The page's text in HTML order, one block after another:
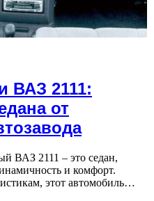
ВАЗ 2111:
от
ВАЗ 2111 – это седан,
и комфорт.
этот автомобиль…